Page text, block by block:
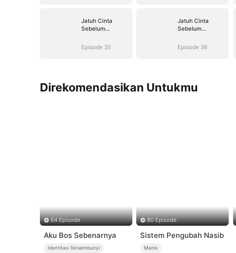
Jatuh Cinta
Sebelum
Episode 35
Jatuh Cinta
Sebelum
Episode 36
Direkomendasikan Untukmu
64 Episode
Aku Bos Sebenarnya
Identitas-Tersembunyi
80 Episode
Sistem Pengubah Nasib
Manis